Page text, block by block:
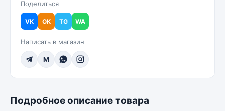
Поделиться
VK OK TG WA
Написать в магазин
M
Подробное описание товара